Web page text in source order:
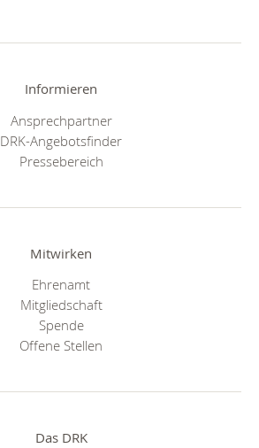
Informieren
Ansprechpartner
DRK-Angebotsfinder
Pressebereich
Mitwirken
Ehrenamt
Mitgliedschaft
Spende
Offene Stellen
Das DRK